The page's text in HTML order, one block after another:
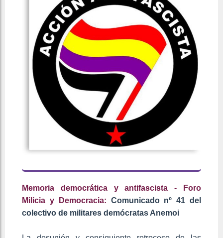
Memoria democrática y antifascista - Foro
Milicia y Democracia: Comunicado nº 41 del
colectivo de militares demócratas Anemoi